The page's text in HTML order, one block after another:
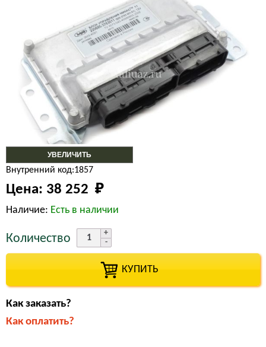
УВЕЛИЧИТЬ
Внутренний код:1857
Цена: 38 252 ₽
Наличие: Есть в наличии
Количество
КУПИТЬ
Как заказать?
Как оплатить?